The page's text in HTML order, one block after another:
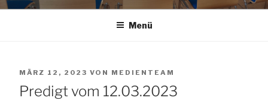
Menü
VERÖFFENTLICHT
AM
MÄRZ 12, 2023 VON MEDIENTEAM
Predigt vom 12.03.2023